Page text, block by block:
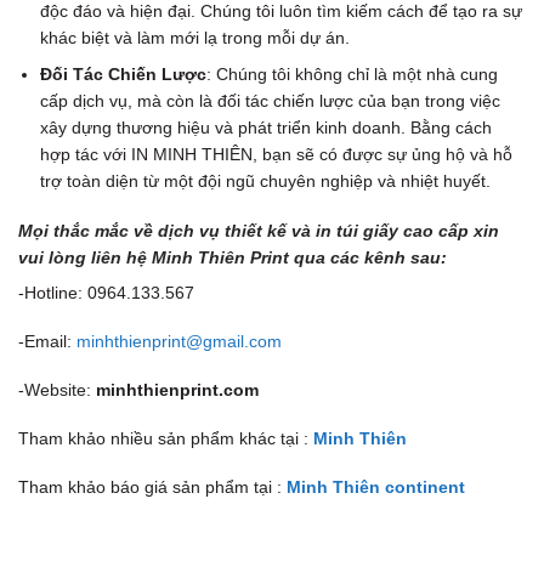
độc đáo và hiện đại. Chúng tôi luôn tìm kiếm cách để tạo ra sự
khác biệt và làm mới lạ trong mỗi dự án.
Đối Tác Chiến Lược: Chúng tôi không chỉ là một nhà cung
cấp dịch vụ, mà còn là đối tác chiến lược của bạn trong việc
xây dựng thương hiệu và phát triển kinh doanh. Bằng cách
hợp tác với IN MINH THIÊN, bạn sẽ có được sự ủng hộ và hỗ
trợ toàn diện từ một đội ngũ chuyên nghiệp và nhiệt huyết.
Mọi thắc mắc về dịch vụ thiết kế và in túi giấy cao cấp xin
vui lòng liên hệ Minh Thiên Print qua các kênh sau:
-Hotline: 0964.133.567
-Email: minhthienprint@gmail.com
-Website: minhthienprint.com
Tham khảo nhiều sản phẩm khác tại : Minh Thiên
Tham khảo báo giá sản phẩm tại : Minh Thiên continent